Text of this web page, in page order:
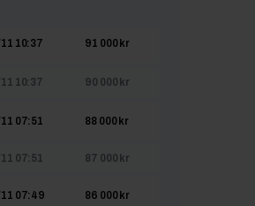
10:37 91 000 kr
10:37 90 000 kr
07:51 88 000 kr
07:51 87 000 kr
07:49 86 000 kr